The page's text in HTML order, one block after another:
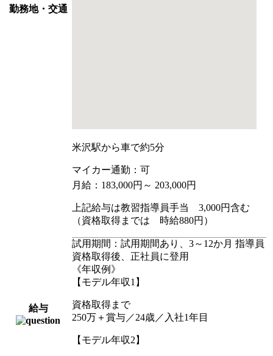
勤務地・交通
米沢駅から車で約5分
マイカー通勤：可
給与
月給：183,000円～ 203,000円
上記給与は教習指導員手当 3,000円含む
（資格取得までは 時給880円）
試用期間：試用期間あり、3～12か月 指導員
資格取得後、正社員に登用
《年収例》
【モデル年収1】
資格取得まで
250万＋賞与／24歳／入社1年目
【モデル年収2】